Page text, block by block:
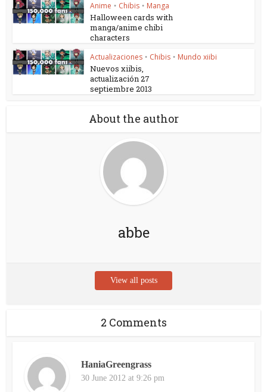
Anime • Chibis • Manga
Halloween cards with
manga/anime chibi
characters
Actualizaciones • Chibis • Mundo xiibi
Nuevos xiibis,
actualización 27
septiembre 2013
About the author
abbe
View all posts
2 Comments
HaniaGreengrass
30 June 2012 at 9:26 pm